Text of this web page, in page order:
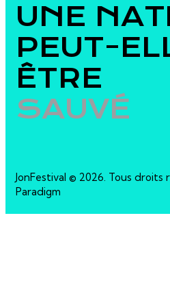
UNE
PEUT-
ÊTRE
SAUVÉ
JonFestival © 2026. Tous droits
Paradigm